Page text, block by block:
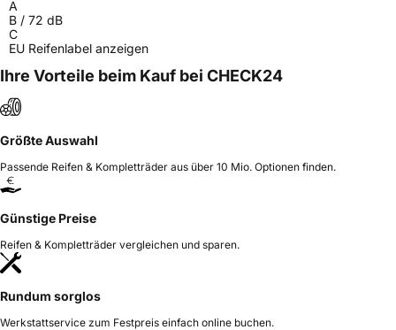
A
B / 72 dB
C
EU Reifenlabel anzeigen
Ihre Vorteile beim Kauf bei CHECK24
Größte Auswahl
Passende Reifen & Kompletträder aus über 10 Mio. Optionen finden.
Günstige Preise
Reifen & Kompletträder vergleichen und sparen.
Rundum sorglos
Werkstattservice zum Festpreis einfach online buchen.